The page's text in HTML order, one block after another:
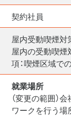
契約社員
屋内受動喫煙対
屋内の受動喫
項：喫煙区域で
就業場所
（変更の範囲）
ワークを行う場